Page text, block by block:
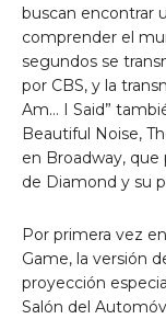
buscan encontrar
comprender el
segundos se
por CBS, y la
Am… I Said”
Beautiful Noise,
en Broadway, que
de Diamond y su
Por primera vez
Game, la versión
proyección
Salón del